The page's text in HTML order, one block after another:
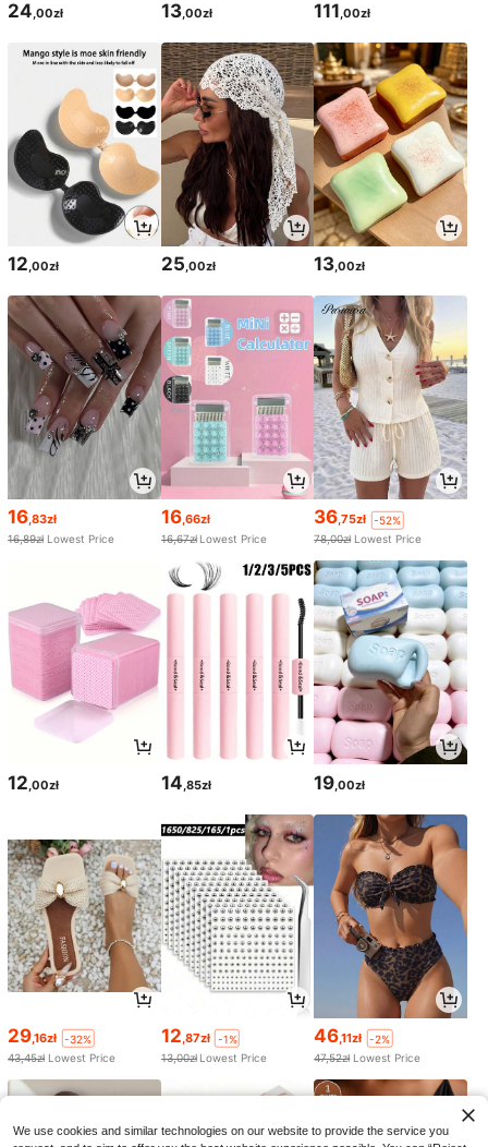
24 ,00zł 13,00zł 111 ,00zł
12,00zł 25,00zł 13,00zł
16,83zł
16,89zł Lowest Price
16,66zł
16,67zł Lowest Price
36,75zł
-52%
78,00zł Lowest Price
12 ,00zł 14 ,85zł 19 ,00zł
29,16zł
-32%
43,45zł Lowest Price
12 ,87zł
-1%
13,00zł Lowest Price
46,11zł
-2%
47,52zł Lowest Price
We use cookies and similar technologies on our website to provide the service you